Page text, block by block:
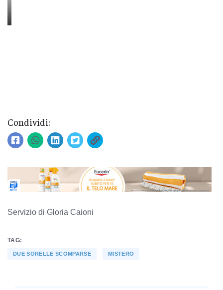
Condividi:
Servizio di Gloria Caioni
TAG:
DUE SORELLE SCOMPARSE MISTERO